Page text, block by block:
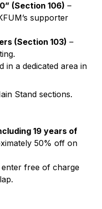
(Section 106) –
supporter
(Section 103) –
in a dedicated area in
Stand sections.
19 years of
50% off on
enter free of charge